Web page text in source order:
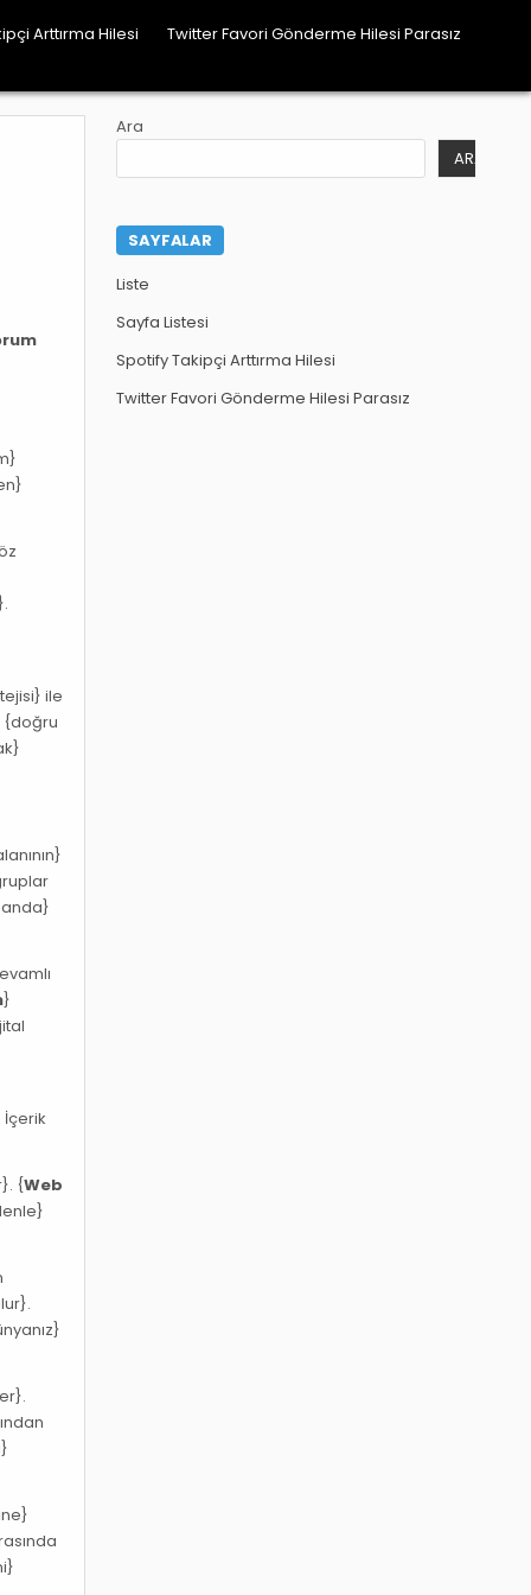
Arttırma Hilesi Twitter Favori Gönderme Hilesi Parasız
ile
{doğru
}
İçerik
{Web
Ara
ARA
SAYFALAR
Liste
Sayfa Listesi
Spotify Takipçi Arttırma Hilesi
Twitter Favori Gönderme Hilesi Parasız